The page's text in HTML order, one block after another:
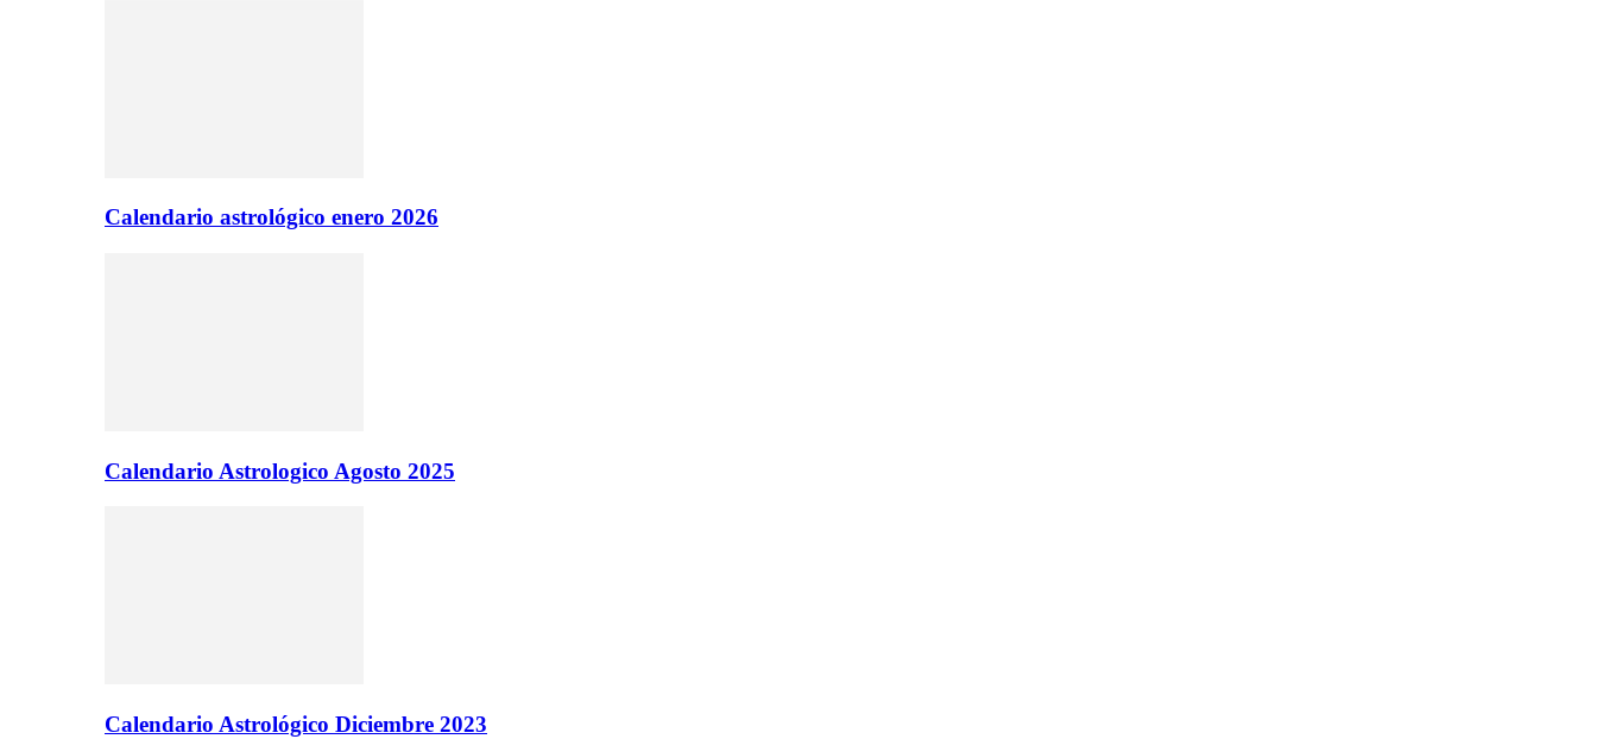
Calendario astrológico enero 2026
Calendario Astrologico Agosto 2025
Calendario Astrológico Diciembre 2023